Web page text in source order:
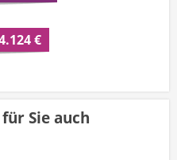
€
Sie auch